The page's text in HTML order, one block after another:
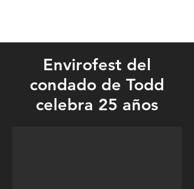
Envirofest del
condado de Todd
celebra 25 años
Students were able to practice their skills